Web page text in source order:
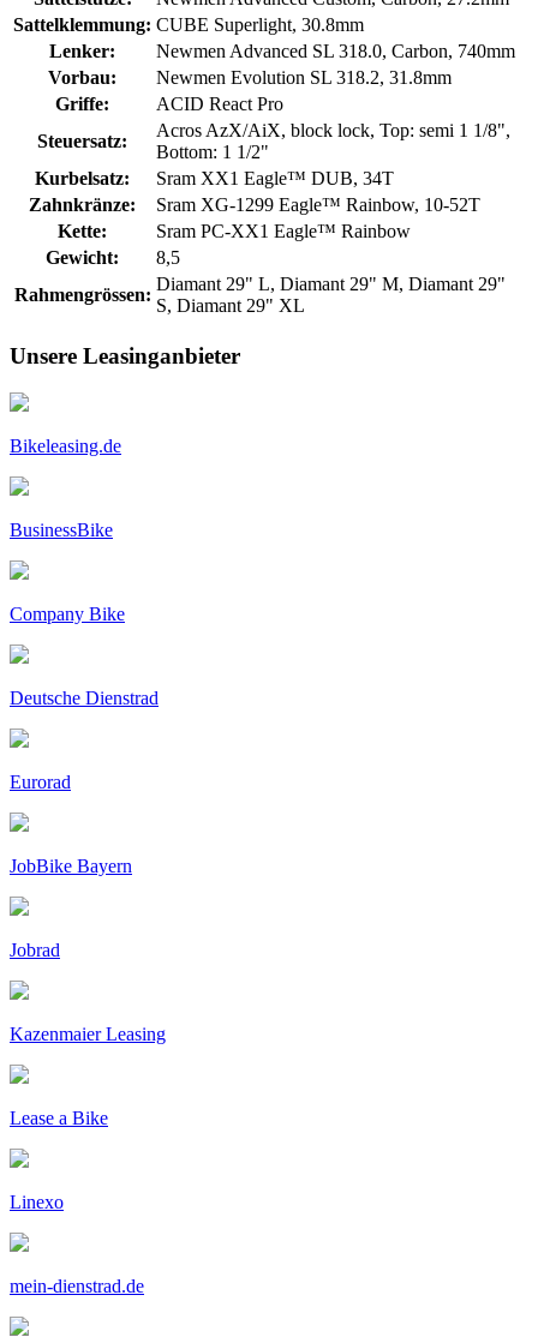
Sattelklemmung: CUBE Superlight, 30.8mm
Lenker:
Newmen Advanced SL 318.0, Carbon, 740mm
Vorbau:
Newmen Evolution SL 318.2, 31.8mm
Griffe:
ACID React Pro
Steuersatz:
Acros AzX/AiX, block lock, Top: semi 1 1/8",
Bottom: 1 1/2"
Kurbelsatz:
Sram XX1 Eagle™ DUB, 34T
Zahnkränze:
Sram XG-1299 Eagle™ Rainbow, 10-52T
Kette:
Sram PC-XX1 Eagle™ Rainbow
Gewicht:
8,5
Rahmengrössen:
Diamant 29" L, Diamant 29" M, Diamant 29"
S, Diamant 29" XL
Unsere Leasinganbieter
Bikeleasing.de
BusinessBike
Company Bike
Deutsche Dienstrad
Eurorad
JobBike Bayern
Jobrad
Kazenmaier Leasing
Lease a Bike
Linexo
mein-dienstrad.de